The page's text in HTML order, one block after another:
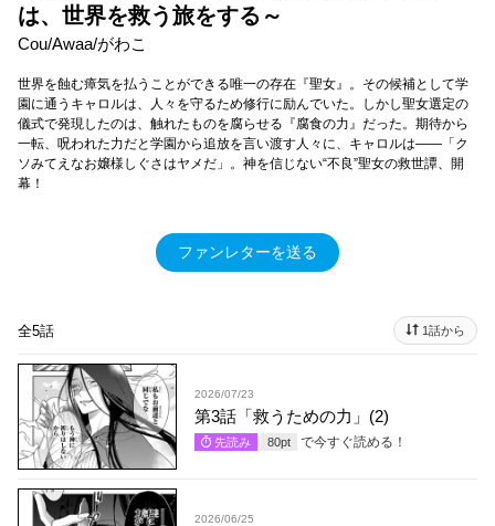
は、世界を救う旅をする～
Cou/Awaa/がわこ
世界を蝕む瘴気を払うことができる唯一の存在『聖女』。その候補として学
園に通うキャロルは、人々を守るため修行に励んでいた。しかし聖女選定の
儀式で発現したのは、触れたものを腐らせる『腐食の力』だった。期待から
一転、呪われた力だと学園から追放を言い渡す人々に、キャロルは――「ク
ソみてえなお嬢様しぐさはヤメだ」。神を信じない“不良”聖女の救世譚、開
幕！
ファンレターを送る
全5話 1話から
2026/07/23
第3話「救うための力」(2)
先読み 80pt で今すぐ読める！
2026/06/25